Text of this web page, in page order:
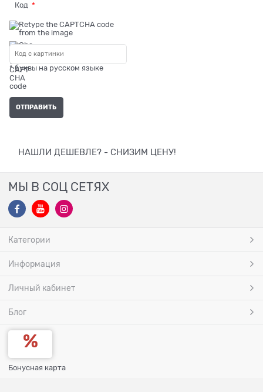
Код
* буквы на русском языке
НАШЛИ ДЕШЕВЛЕ? - СНИЗИМ ЦЕНУ!
МЫ В СОЦ СЕТЯХ
Категории
Информация
Личный кабинет
Блог
Бонусная карта